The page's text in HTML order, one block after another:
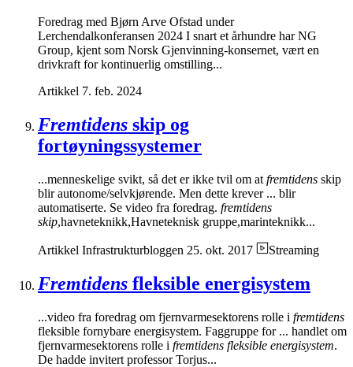
Foredrag med Bjørn Arve Ofstad under
Lerchendalkonferansen 2024 I snart et århundre har NG
Group, kjent som Norsk Gjenvinning-konsernet, vært en
drivkraft for kontinuerlig omstilling...
Artikkel 7. feb. 2024
Fremtidens skip og
fortøyningssystemer
...menneskelige svikt, så det er ikke tvil om at fremtidens skip
blir autonome/selvkjørende. Men dette krever ... blir
automatiserte. Se video fra foredrag. fremtidens
skip,havneteknikk,Havneteknisk gruppe,marinteknikk...
Artikkel Infrastrukturbloggen 25. okt. 2017 Streaming
Fremtidens fleksible energisystem
...video fra foredrag om fjernvarmesektorens rolle i fremtidens
fleksible fornybare energisystem. Faggruppe for ... handlet om
fjernvarmesektorens rolle i fremtidens fleksible energisystem.
De hadde invitert professor Torjus...